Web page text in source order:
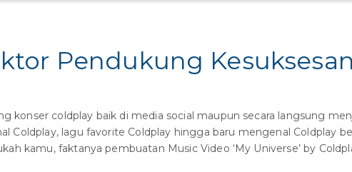
Pendukung
konser coldplay baik di media social maupun secara langsung
Coldplay, lagu favorite Coldplay hingga baru mengenal Coldplay
kamu, faktanya pembuatan Music Video ‘My Universe’ by